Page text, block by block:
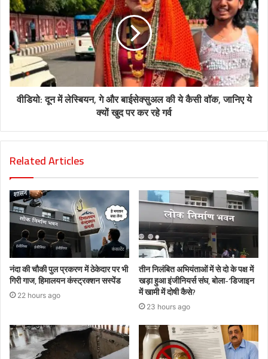
वीडियो: दून में लेस्बियन, गे और बाईसेक्सुअल की ये कैसी वॉक, जानिए ये
क्यों खुद पर कर रहे गर्व
Related Articles
नंदा की चौकी पुल प्रकरण में ठेकेदार पर भी
गिरी गाज, हिमालयन कंस्ट्रक्शन सस्पेंड
22 hours ago
तीन निलंबित अभियंताओं में से दो के पक्ष में
खड़ा हुआ इंजीनियर्स संघ, बोला-‘डिजाइन
में खामी में दोषी कैसे?
23 hours ago